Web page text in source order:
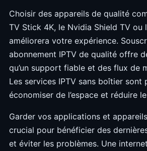
Choisir des appareils de qualité
TV Stick 4K, le Nvidia Shield TV ou
améliorera votre expérience.
abonnement IPTV de qualité offre
qu’un support fiable et des flux de
Les services IPTV sans boîtier sont
économiser de l’espace et réduire
Garder vos applications et
crucial pour bénéficier des
et éviter les problèmes. Une